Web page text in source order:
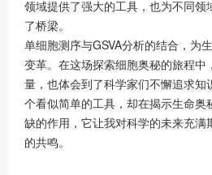
领域提供了强大的工具，也为不同领
了桥梁。
单细胞测序与GSVA分析的结合，为
变革。在这场探索细胞奥秘的旅程中
量，也体会到了科学家们不懈追求知
个看似简单的工具，却在揭示生命奥
缺的作用，它让我对科学的未来充满
的共鸣。